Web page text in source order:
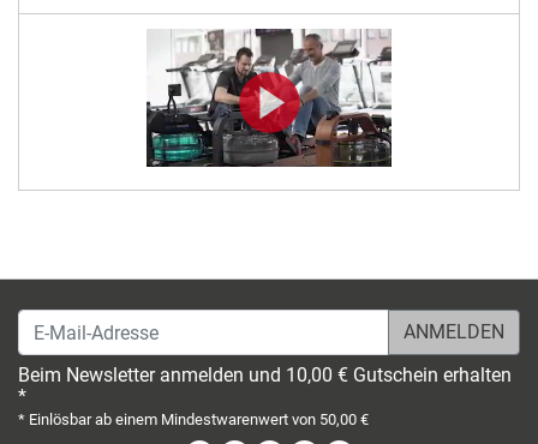
E-Mail-Adresse
Beim Newsletter anmelden und 10,00 € Gutschein erhalten
*
* Einlösbar ab einem Mindestwarenwert von 50,00 €